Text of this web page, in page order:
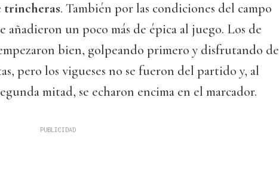
trincheras. También por las condiciones del campo
añadieron un poco más de épica al juego. Los de
bien, golpeando primero y disfrutando de
pero los vigueses no se fueron del partido y, al
mitad, se echaron encima en el marcador.